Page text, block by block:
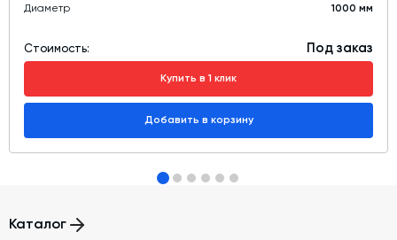
Диаметр 1000 мм
Стоимость: Под заказ
Купить в 1 клик
Добавить в корзину
Каталог